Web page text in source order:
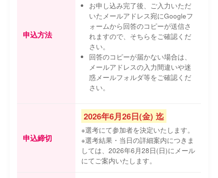
申込方法
お申し込み完了後、ご入力いただ
いたメールアドレス宛にGoogleフ
ォームから回答のコピーが送信さ
れますので、そちらをご確認くだ
さい。
回答のコピーが届かない場合は、
メールアドレスの入力間違いや迷
惑メールフォルダ等をご確認くだ
さい。
申込締切
2026年6月26日(金) 迄
※選考にて参加者を決定いたします。
※選考結果・当日の詳細案内につきま
しては、2026年6月28日(日)にメール
にてご案内いたします。